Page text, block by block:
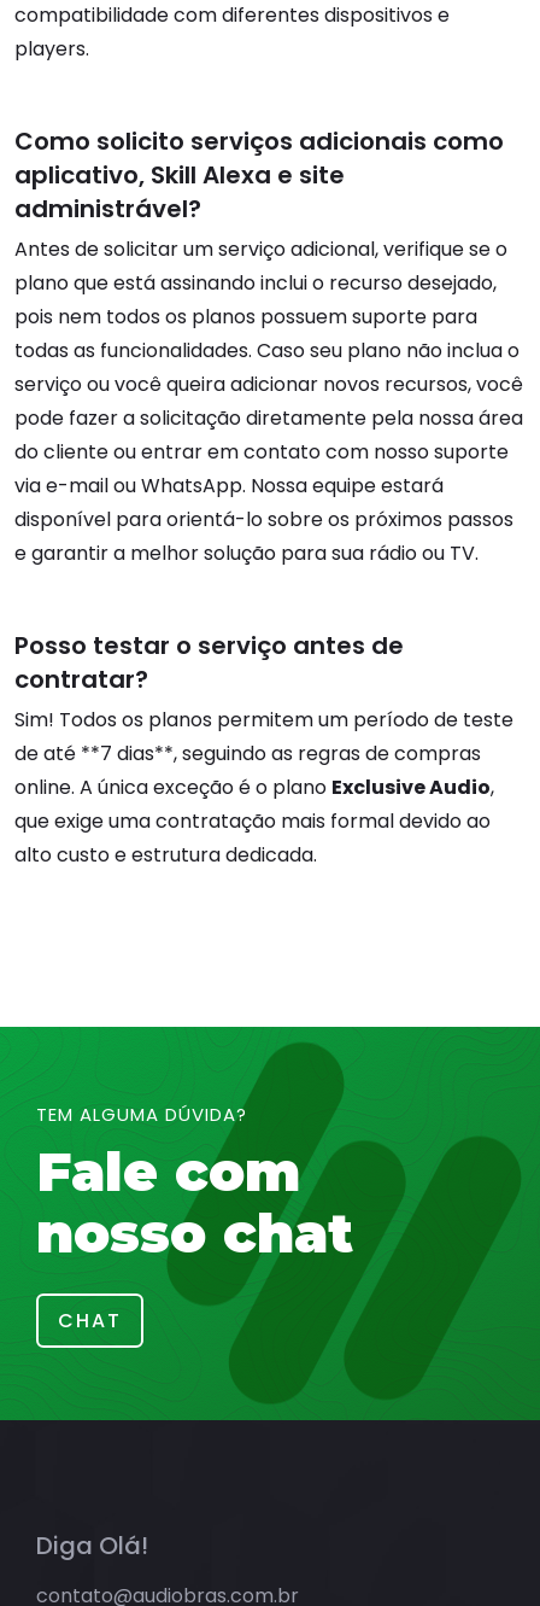
compatibilidade com diferentes dispositivos e
players.
Como solicito serviços adicionais como
aplicativo, Skill Alexa e site
administrável?
Antes de solicitar um serviço adicional, verifique se o
plano que está assinando inclui o recurso desejado,
pois nem todos os planos possuem suporte para
todas as funcionalidades. Caso seu plano não inclua o
serviço ou você queira adicionar novos recursos, você
pode fazer a solicitação diretamente pela nossa área
do cliente ou entrar em contato com nosso suporte
via e-mail ou WhatsApp. Nossa equipe estará
disponível para orientá-lo sobre os próximos passos
e garantir a melhor solução para sua rádio ou TV.
Posso testar o serviço antes de
contratar?
Sim! Todos os planos permitem um período de teste
de até **7 dias**, seguindo as regras de compras
online. A única exceção é o plano Exclusive Audio,
que exige uma contratação mais formal devido ao
alto custo e estrutura dedicada.
TEM ALGUMA DÚVIDA?
Fale com
nosso chat
CHAT
Diga Olá!
contato@audiobras.com.br